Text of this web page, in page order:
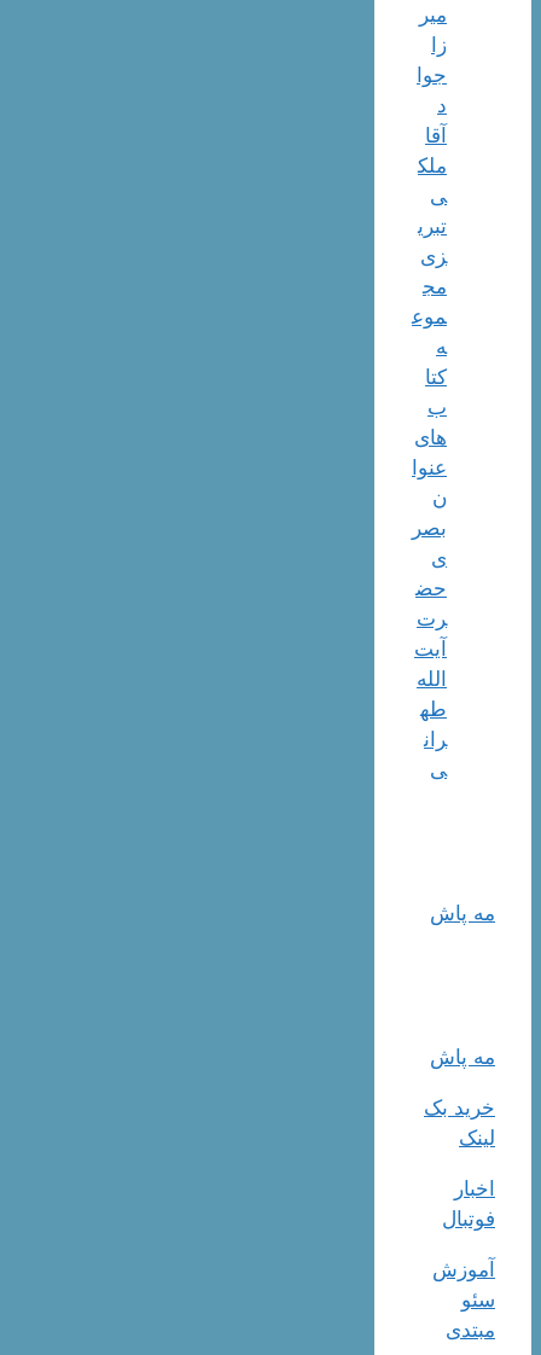
میر
زا
جوا
آقا
ملک
ی
تبری
زی
مج
موع
ه
کتا
ب
های
عنوا
ن
بصر
ی
حض
رت
آیت
الله
طه
ران
ی
مه پاش
مه پاش
خرید بک
لینک
اخبار
فوتبال
آموزش
سئو
مبتدی